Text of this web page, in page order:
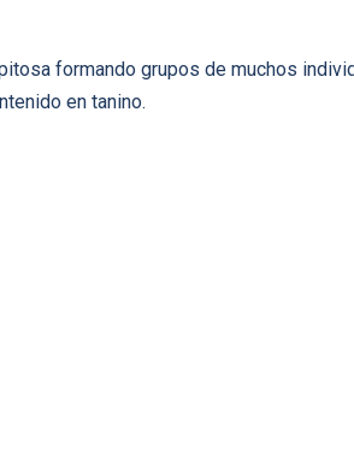
formando grupos de muchos
en tanino.